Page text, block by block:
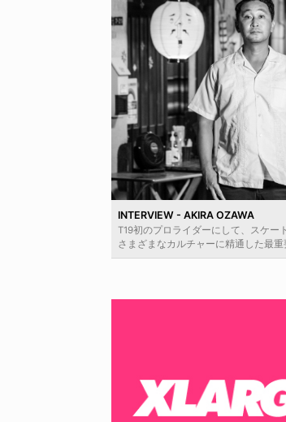
INTERVIEW - AKIRA OZAWA
T19初のプロライダーにして、スケー
さまざまなカルチャーに精通した最重